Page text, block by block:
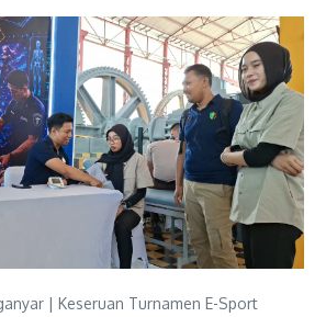
| Keseruan Turnamen E-Sport